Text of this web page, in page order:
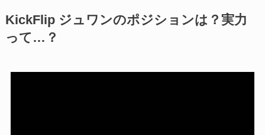
KickFlip ジュワンのポジションは？実力
って…？